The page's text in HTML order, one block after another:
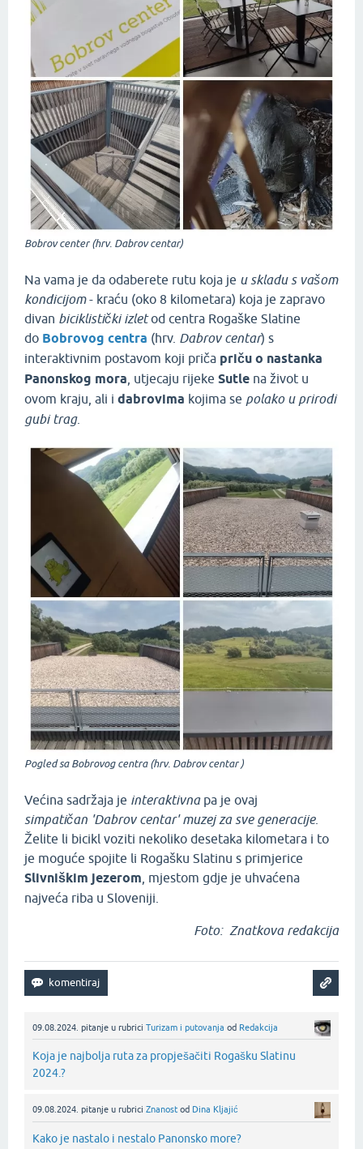
Bobrov center (hrv. Dabrov centar)
Na vama je da odaberete rutu koja je u skladu s vašom
kondicijom- kraću (oko 8 kilometara) koja je zapravo
divan biciklistički izletod centra Rogaške Slatine
do Bobrovog centra (hrv. Dabrov centar) s
interaktivnim postavom koji priča priču o nastanka
Panonskog mora , utjecaju rijeke Sutle na život u
ovom kraju, ali i dabrovima kojima se polako u prirodi
gubi trag.
Pogled sa Bobrovog centra (hrv. Dabrov centar )
Većina sadržaja je interaktivnapa je ovaj
simpatičan 'Dabrov centar' muzej za sve generacije.
Želite li bicikl voziti nekoliko desetaka kilometara i to
je moguće spojite li Rogašku Slatinu s primjerice
Slivniškim jezerom , mjestom gdje je uhvaćena
najveća riba u Sloveniji.
Foto: Znatkova redakcija
09.08.2024. pitanje u rubrici Turizam i putovanja od Redakcija
Koja je najbolja ruta za propješačiti Rogašku Slatinu
2024.?
09.08.2024. pitanje u rubrici Znanost od Dina Kljajić
Kako je nastalo i nestalo Panonsko more?